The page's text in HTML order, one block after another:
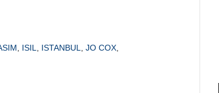
ISIL ISTANBUL JO COX